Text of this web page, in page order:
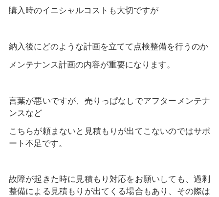
購入時のイニシャルコストも大切ですが
納入後にどのような計画を立てて点検整備を行うのか
メンテナンス計画の内容が重要になります。
言葉が悪いですが、売りっぱなしでアフターメンテナ
ンスなど
こちらが頼まないと見積もりが出てこないのではサポ
ート不足です。
故障が起きた時に見積もり対応をお願いしても、過剰
整備による見積もりが出てくる場合もあり、その際は